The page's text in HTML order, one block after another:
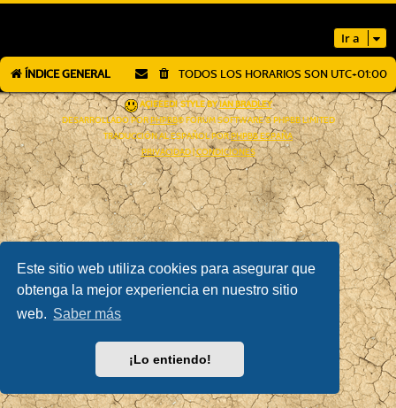
Este sitio web utiliza cookies para asegurar que
obtenga la mejor experiencia en nuestro sitio
web. Saber más
¡Lo entiendo!
Ir a
ÍNDICE GENERAL TODOS LOS HORARIOS SON UTC+01:00
AÇIEEED! STYLE BYIAN BRADLEY
DESARROLLADO POR PHPBB® FORUM SOFTWARE © PHPBB LIMITED
TRADUCCIÓN AL ESPAÑOL PORPHPBB ESPAÑA
PRIVACIDAD|CONDICIONES